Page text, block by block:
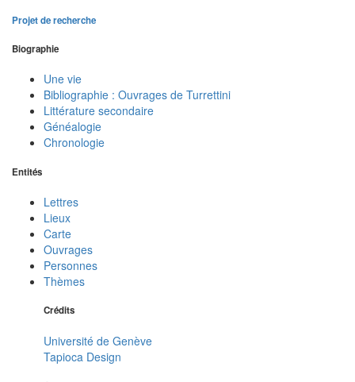
Projet de recherche
Biographie
Une vie
Bibliographie : Ouvrages de Turrettini
Littérature secondaire
Généalogie
Chronologie
Entités
Lettres
Lieux
Carte
Ouvrages
Personnes
Thèmes
Crédits
Université de Genève
Tapioca Design